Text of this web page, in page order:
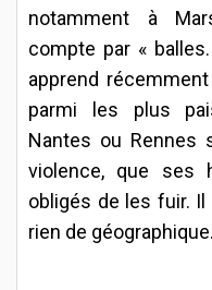
notamment à
compte par «
apprend
parmi les plus
Nantes ou Rennes
violence, que ses
obligés de les fuir. Il
rien de géographique.